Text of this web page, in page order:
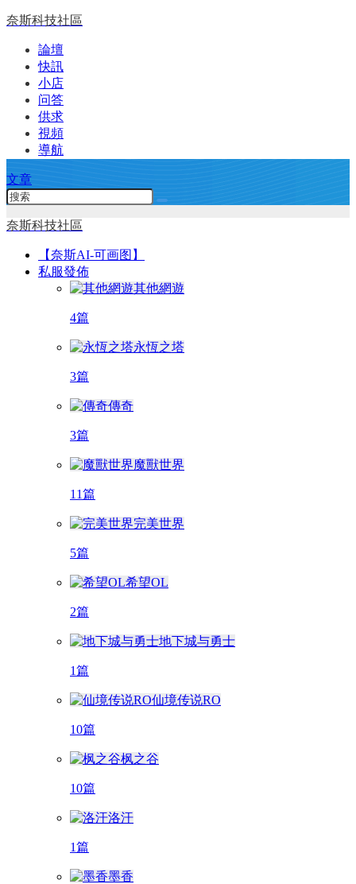
奈斯科技社區
論壇
快訊
小店
问答
供求
視頻
導航
文章
奈斯科技社區
【奈斯AI-可画图】
私服發佈
其他網遊
4篇
永恆之塔
3篇
傳奇
3篇
魔獸世界
11篇
完美世界
5篇
希望OL
2篇
地下城与勇士
1篇
仙境传说RO
10篇
枫之谷
10篇
洛汗
1篇
墨香